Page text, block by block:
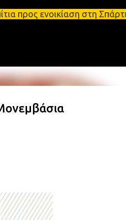
στο κύριο περιεχόμενο
στη Σπάρτη